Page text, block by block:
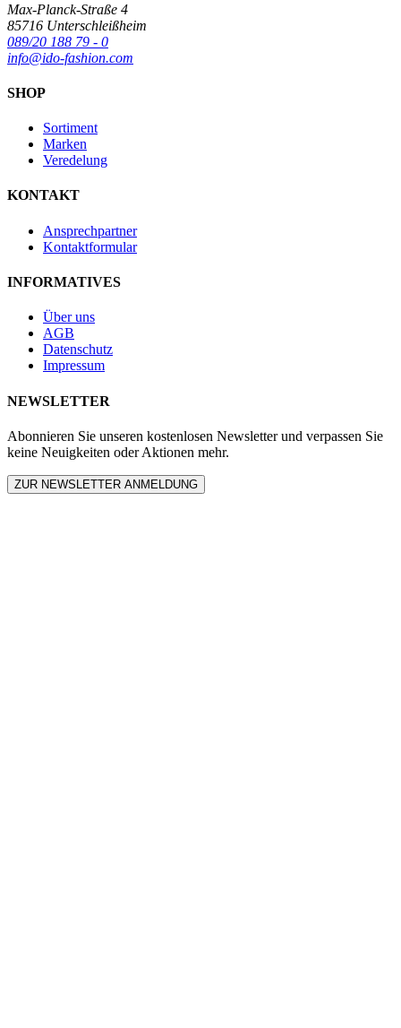
Max-Planck-Straße 4
85716 Unterschleißheim
089/20 188 79 - 0
info@ido-fashion.com
SHOP
Sortiment
Marken
Veredelung
KONTAKT
Ansprechpartner
Kontaktformular
INFORMATIVES
Über uns
AGB
Datenschutz
Impressum
NEWSLETTER
Abonnieren Sie unseren kostenlosen Newsletter und verpassen Sie
keine Neuigkeiten oder Aktionen mehr.
ZUR NEWSLETTER ANMELDUNG